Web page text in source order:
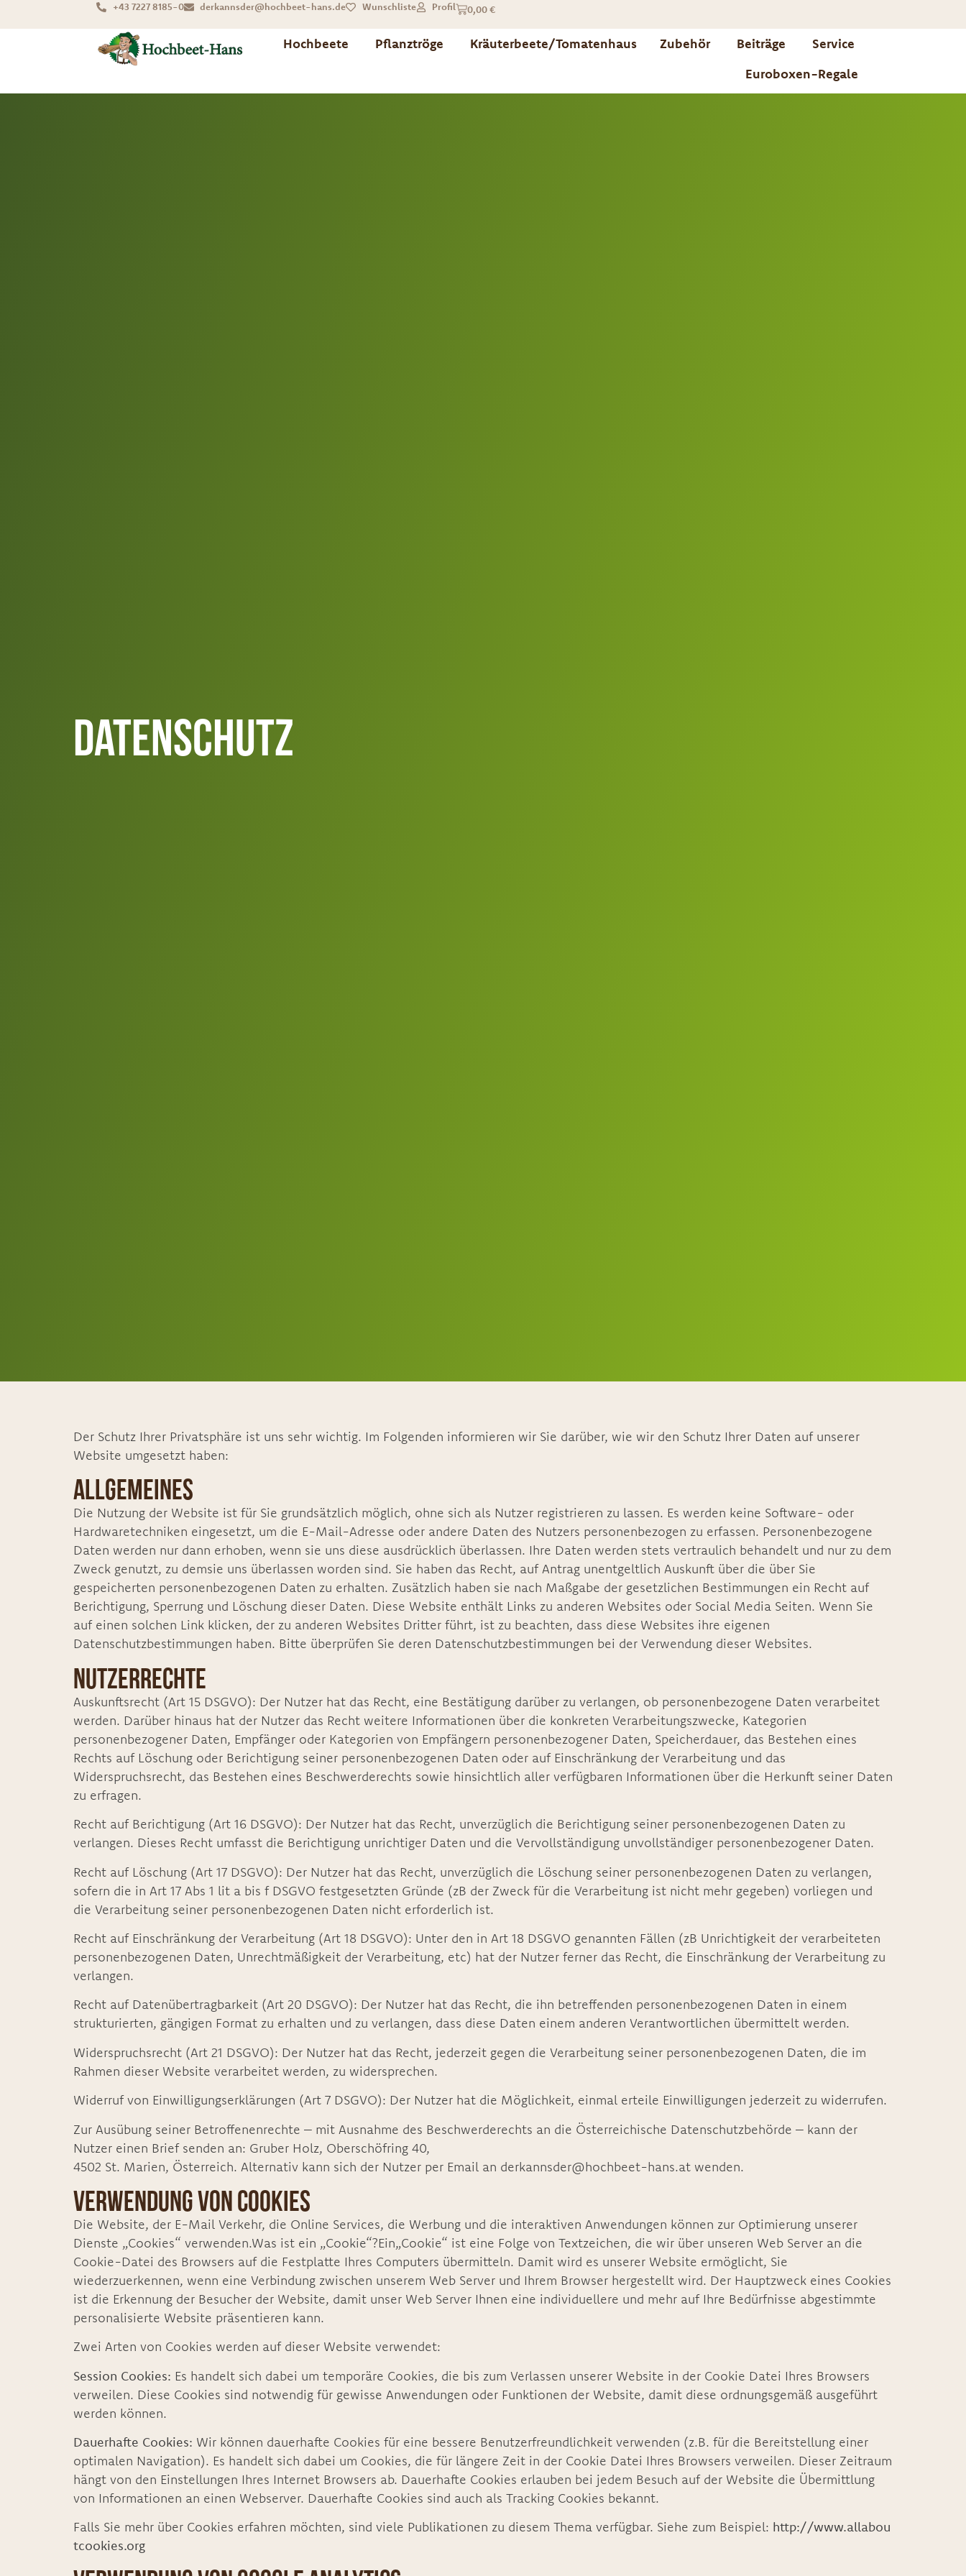
+43 7227 8185-0 derkannsder@hochbeet-hans.de 0,00€
Wunschliste Profil
Hochbeete Pflanztröge Kräuterbeete/Tomatenhaus Zubehör Beiträge
Service
Euroboxen-Regale
Datenschutz
Der Schutz Ihrer Privatsphäre ist uns sehr wichtig. Im Folgenden informieren wir Sie darüber, wie wir den Schutz Ihrer Daten auf unserer
Website umgesetzt haben:
Allgemeines
Die Nutzung der Website ist für Sie grundsätzlich möglich, ohne sich als Nutzer registrieren zu lassen. Es werden keine Software- oder
Hardwaretechniken eingesetzt, um die E-Mail-Adresse oder andere Daten des Nutzers personenbezogen zu erfassen. Personenbezogene
Daten werden nur dann erhoben, wenn sie uns diese ausdrücklich überlassen. Ihre Daten werden stets vertraulich behandelt und nur zu dem
Zweck genutzt, zu demsie uns überlassen worden sind. Sie haben das Recht, auf Antrag unentgeltlich Auskunft über die über Sie
gespeicherten personenbezogenen Daten zu erhalten. Zusätzlich haben sie nach Maßgabe der gesetzlichen Bestimmungen ein Recht auf
Berichtigung, Sperrung und Löschung dieser Daten. Diese Website enthält Links zu anderen Websites oder Social Media Seiten. Wenn Sie
auf einen solchen Link klicken, der zu anderen Websites Dritter führt, ist zu beachten, dass diese Websites ihre eigenen
Datenschutzbestimmungen haben. Bitte überprüfen Sie deren Datenschutzbestimmungen bei der Verwendung dieser Websites.
Nutzerrechte
Auskunftsrecht (Art 15 DSGVO): Der Nutzer hat das Recht, eine Bestätigung darüber zu verlangen, ob personenbezogene Daten verarbeitet
werden. Darüber hinaus hat der Nutzer das Recht weitere Informationen über die konkreten Verarbeitungszwecke, Kategorien
personenbezogener Daten, Empfänger oder Kategorien von Empfängern personenbezogener Daten, Speicherdauer, das Bestehen eines
Rechts auf Löschung oder Berichtigung seiner personenbezogenen Daten oder auf Einschränkung der Verarbeitung und das
Widerspruchsrecht, das Bestehen eines Beschwerderechts sowie hinsichtlich aller verfügbaren Informationen über die Herkunft seiner Daten
zu erfragen.
Recht auf Berichtigung (Art 16 DSGVO): Der Nutzer hat das Recht, unverzüglich die Berichtigung seiner personenbezogenen Daten zu
verlangen. Dieses Recht umfasst die Berichtigung unrichtiger Daten und die Vervollständigung unvollständiger personenbezogener Daten.
Recht auf Löschung (Art 17 DSGVO): Der Nutzer hat das Recht, unverzüglich die Löschung seiner personenbezogenen Daten zu verlangen,
sofern die in Art 17 Abs 1 lit a bis f DSGVO festgesetzten Gründe (zB der Zweck für die Verarbeitung ist nicht mehr gegeben) vorliegen und
die Verarbeitung seiner personenbezogenen Daten nicht erforderlich ist.
Recht auf Einschränkung der Verarbeitung (Art 18 DSGVO): Unter den in Art 18 DSGVO genannten Fällen (zB Unrichtigkeit der verarbeiteten
personenbezogenen Daten, Unrechtmäßigkeit der Verarbeitung, etc) hat der Nutzer ferner das Recht, die Einschränkung der Verarbeitung zu
verlangen.
Recht auf Datenübertragbarkeit (Art 20 DSGVO): Der Nutzer hat das Recht, die ihn betreffenden personenbezogenen Daten in einem
strukturierten, gängigen Format zu erhalten und zu verlangen, dass diese Daten einem anderen Verantwortlichen übermittelt werden.
Widerspruchsrecht (Art 21 DSGVO): Der Nutzer hat das Recht, jederzeit gegen die Verarbeitung seiner personenbezogenen Daten, die im
Rahmen dieser Website verarbeitet werden, zu widersprechen.
Widerruf von Einwilligungserklärungen (Art 7 DSGVO): Der Nutzer hat die Möglichkeit, einmal erteile Einwilligungen jederzeit zu widerrufen.
Zur Ausübung seiner Betroffenenrechte – mit Ausnahme des Beschwerderechts an die Österreichische Datenschutzbehörde – kann der
Nutzer einen Brief senden an: Gruber Holz, Oberschöfring 40,
4502 St. Marien, Österreich. Alternativ kann sich der Nutzer per Email an derkannsder@hochbeet-hans.at wenden.
Verwendung von Cookies
Die Website, der E-Mail Verkehr, die Online Services, die Werbung und die interaktiven Anwendungen können zur Optimierung unserer
Dienste „Cookies“ verwenden.Was ist ein „Cookie“?Ein„Cookie“ ist eine Folge von Textzeichen, die wir über unseren Web Server an die
Cookie-Datei des Browsers auf die Festplatte Ihres Computers übermitteln. Damit wird es unserer Website ermöglicht, Sie
wiederzuerkennen, wenn eine Verbindung zwischen unserem Web Server und Ihrem Browser hergestellt wird. Der Hauptzweck eines Cookies
ist die Erkennung der Besucher der Website, damit unser Web Server Ihnen eine individuellere und mehr auf Ihre Bedürfnisse abgestimmte
personalisierte Website präsentieren kann.
Zwei Arten von Cookies werden auf dieser Website verwendet:
Session Cookies: Es handelt sich dabei um temporäre Cookies, die bis zum Verlassen unserer Website in der Cookie Datei Ihres Browsers
verweilen. Diese Cookies sind notwendig für gewisse Anwendungen oder Funktionen der Website, damit diese ordnungsgemäß ausgeführt
werden können.
Dauerhafte Cookies: Wir können dauerhafte Cookies für eine bessere Benutzerfreundlichkeit verwenden (z.B. für die Bereitstellung einer
optimalen Navigation). Es handelt sich dabei um Cookies, die für längere Zeit in der Cookie Datei Ihres Browsers verweilen. Dieser Zeitraum
hängt von den Einstellungen Ihres Internet Browsers ab. Dauerhafte Cookies erlauben bei jedem Besuch auf der Website die Übermittlung
von Informationen an einen Webserver. Dauerhafte Cookies sind auch als Tracking Cookies bekannt.
Falls Sie mehr über Cookies erfahren möchten, sind viele Publikationen zu diesem Thema verfügbar. Siehe zum Beispiel: http://www.allabou
tcookies.org